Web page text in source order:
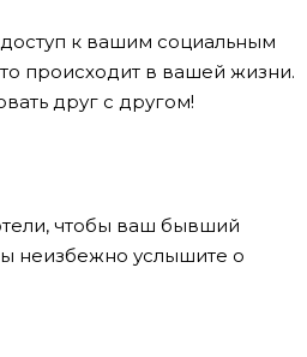
к вашим социальным
происходит в вашей жизни.
друг с другом!
чтобы ваш бывший
неизбежно услышите о